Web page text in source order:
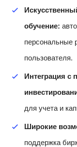
обучение:
персональные
пользователя.
Интеграция с
для учета и
Широкие
поддержка